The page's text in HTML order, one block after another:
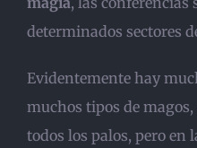
determinados sectores
Evidentemente hay
muchos tipos de magos,
todos los palos, pero en